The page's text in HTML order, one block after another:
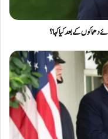
کے بعد کیا کہا؟